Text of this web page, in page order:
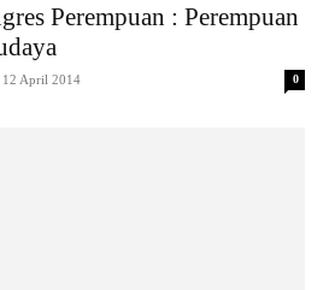
Perempuan : Perempuan
12 April 2014 0